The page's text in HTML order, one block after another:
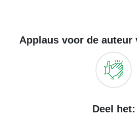
Applaus voor de auteur
Deel het: